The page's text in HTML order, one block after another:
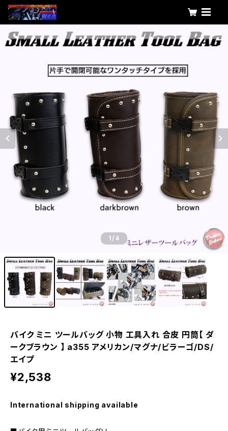
1/4
バイク ミニ ツールバッグ 小物 工具入れ 合皮 円筒【 ダ
ークブラウン 】 a355 アメリカン/マグナ/ビラーゴ/DS/
エイプ
¥2,538
International shipping available